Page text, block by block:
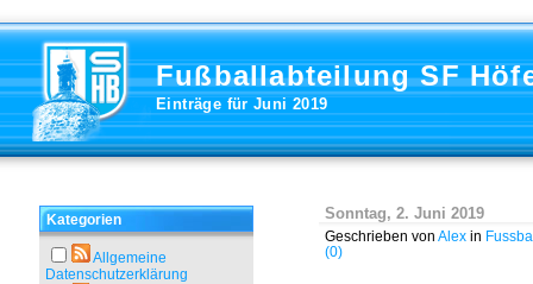
Fußballabteilung SF
Einträge für Juni 2019
Kategorien
Allgemeine
Datenschutzerklärung
Sonntag, 2. Juni 2019
Geschrieben von Alex in
(0)